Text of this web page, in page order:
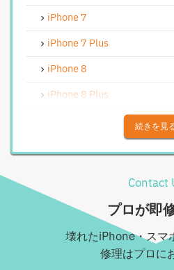
Android修理実績
Androidフロントパネル交換
Androidバッテリー交換
Android水没洗浄作業
Androidその他部品修理
Androidロゴループ、システ
Android基板破損修理（軽度）
iPhone 7
iPhone 7 Plus
iPhone 8
iPhone 8 Plus
iPhone XR
iPhone 11 Pro
続きを見
Contact
プロが即
壊れたiPhone・スマ
修理はプロに